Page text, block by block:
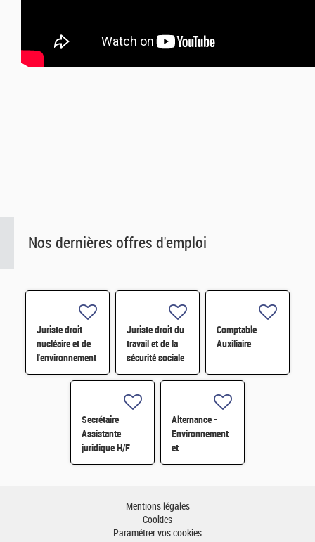
Nos dernières offres d'emploi
Juriste droit
nucléaire et de
l'environnement
H/F
Juriste droit du
travail et de la
sécurité sociale
H/F
Comptable
Auxiliaire
Secrétaire
Assistante
juridique H/F
Alternance -
Environnement
et
développement
Mentions légales
Cookies
Paramétrer vos cookies